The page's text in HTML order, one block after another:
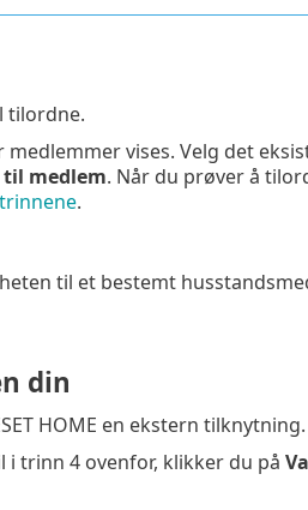
tilordne.
medlemmer vises. Velg det
til medlem. Når du prøver å
.
til et bestemt
din
HOME en ekstern tilknytning.
i trinn 4 ovenfor, klikker du på